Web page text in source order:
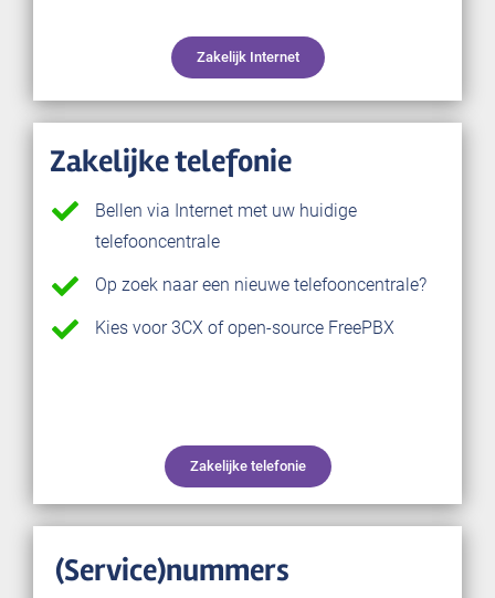
Zakelijk Internet
Zakelijke telefonie
Bellen via Internet met uw huidige
telefooncentrale
Op zoek naar een nieuwe telefooncentrale?
Kies voor 3CX of open-source FreePBX
Zakelijke telefonie
(Service)nummers